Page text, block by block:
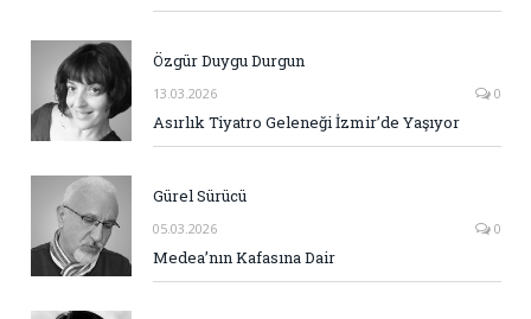
Özgür Duygu Durgun
13.03.2026 0
Asırlık Tiyatro Geleneği İzmir’de Yaşıyor
Gürel Sürücü
05.03.2026 0
Medea’nın Kafasına Dair